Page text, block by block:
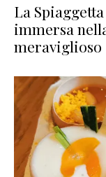
La
immersa
meraviglioso